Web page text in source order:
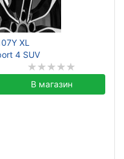
XL
4 SUV
В магазин